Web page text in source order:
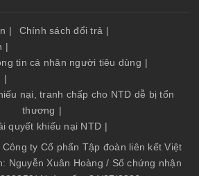
| Chính sách đổi trả |
|
tin cá nhân người tiêu dùng |
|
nại, tranh chấp cho NTD dễ bị tổn
thương |
quyết khiếu nại NTD |
ty Cổ phẩn Tập đoàn liên kết Việt
Nguyễn Xuân Hoàng / Số chứng nhận